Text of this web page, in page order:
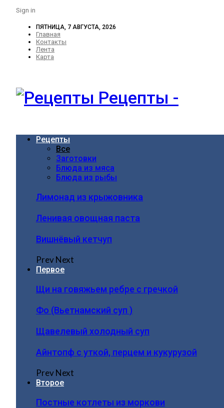
Sign in
ПЯТНИЦА, 7 АВГУСТА, 2026
Главная
Контакты
Лента
Карта
Рецепты -
Рецепты
Все
Заготовки
Блюда из мяса
Блюда из рыбы
Лимонад из крыжовника
Ленивая овощная паста
Вишнёвый кетчуп
PrevNext
Первое
Щи на говяжьем ребре с гречкой
Фо (Вьетнамский суп )
Щавелевый холодный суп
Айнтопф с уткой, перцем и кукурузой
PrevNext
Второе
Постные котлеты из моркови